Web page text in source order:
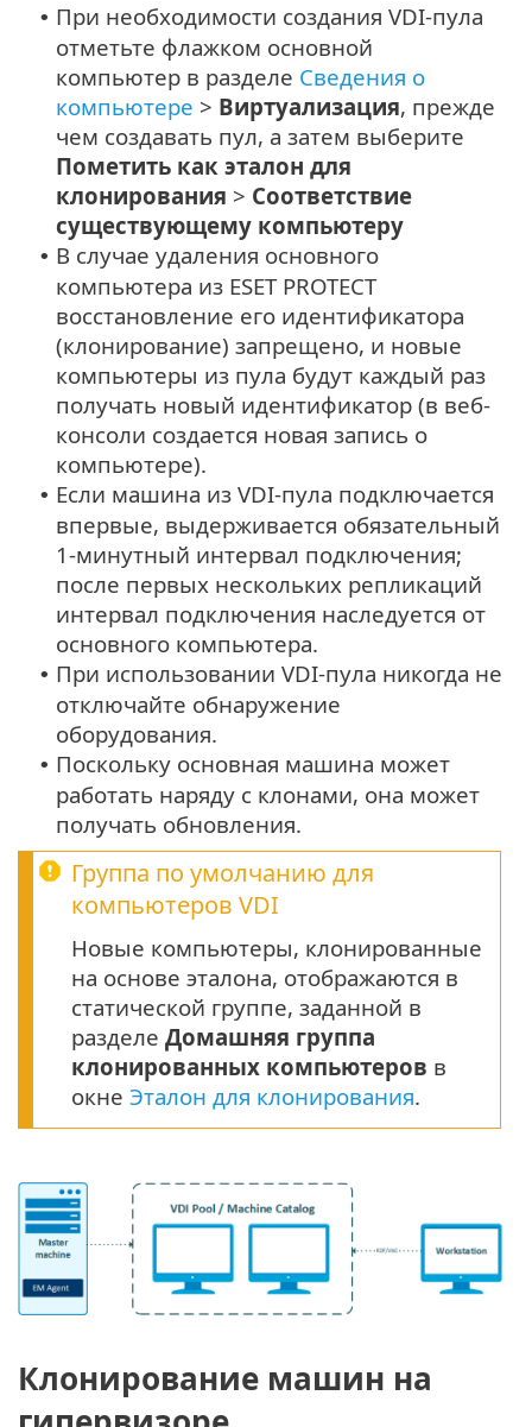
• При необходимости создания VDI-пула
отметьте флажком основной
компьютер в разделе Сведения о
компьютере > Виртуализация, прежде
чем создавать пул, а затем выберите
Пометить как эталон для
клонирования > Соответствие
существующему компьютеру
• В случае удаления основного
компьютера из ESET PROTECT
восстановление его идентификатора
(клонирование) запрещено, и новые
компьютеры из пула будут каждый раз
получать новый идентификатор (в веб-
консоли создается новая запись о
компьютере).
• Если машина из VDI-пула подключается
впервые, выдерживается обязательный
1-минутный интервал подключения;
после первых нескольких репликаций
интервал подключения наследуется от
основного компьютера.
• При использовании VDI-пула никогда не
отключайте обнаружение
оборудования.
• Поскольку основная машина может
работать наряду с клонами, она может
получать обновления.
Группа по умолчанию для
компьютеров VDI
Новые компьютеры, клонированные
на основе эталона, отображаются в
статической группе, заданной в
разделе Домашняя группа
клонированных компьютеров в
окне Эталон для клонирования.
Клонирование машин на